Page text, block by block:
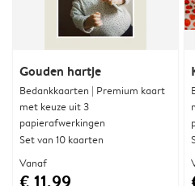
Gouden hartje
Bedankkaarten | Premium kaart
met keuze uit 3
papierafwerkingen
Set van 10 kaarten
Vanaf